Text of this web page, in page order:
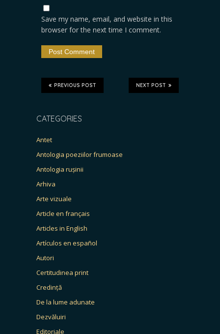
Save my name, email, and website in this
browser for the next time I comment.
NEXT POST
PREVIOUS POST
CATEGORIES
Antet
Antologia poeziilor frumoase
Antologia rușinii
Arhiva
Arte vizuale
Article en français
Articles in English
Artículos en español
Autori
Certitudinea print
Credință
De la lume adunate
Dezvăluiri
Editoriale